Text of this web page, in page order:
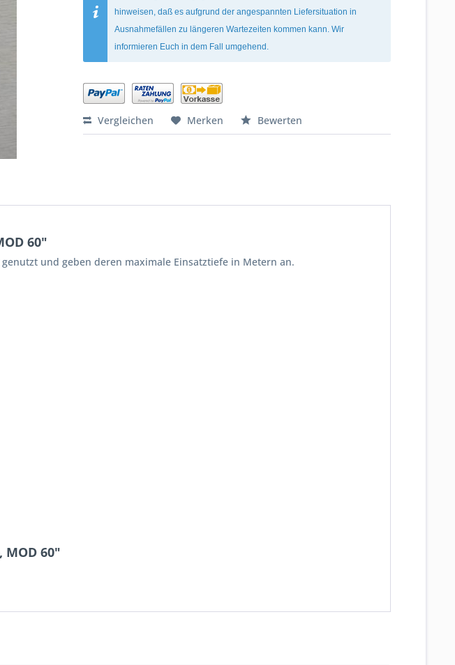
hinweisen, daß es aufgrund der angespannten Liefersituation in
Ausnahmefällen zu längeren Wartezeiten kommen kann. Wir
informieren Euch in dem Fall umgehend.
Vergleichen Merken Bewerten
60"
und geben deren maximale Einsatztiefe in Metern an.
60"